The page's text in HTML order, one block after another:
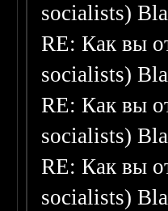
socialists)
RE: Как вы
socialists)
RE: Как вы
socialists)
RE: Как вы
socialists)